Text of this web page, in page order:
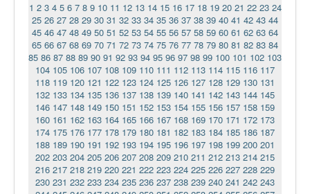
Ермаковополе.рф
1 2 3 4 5 6 7 8 9 10 11 12 13 14 15 16 17 18 19 20 21 22 23 24
25 26 27 28 29 30 31 32 33 34 35 36 37 38 39 40 41 42 43 44
45 46 47 48 49 50 51 52 53 54 55 56 57 58 59 60 61 62 63 64
65 66 67 68 69 70 71 72 73 74 75 76 77 78 79 80 81 82 83 84
85 86 87 88 89 90 91 92 93 94 95 96 97 98 99 100 101 102 103
104 105 106 107 108 109 110 111 112 113 114 115 116 117
118 119 120 121 122 123 124 125 126 127 128 129 130 131
132 133 134 135 136 137 138 139 140 141 142 143 144 145
146 147 148 149 150 151 152 153 154 155 156 157 158 159
160 161 162 163 164 165 166 167 168 169 170 171 172 173
174 175 176 177 178 179 180 181 182 183 184 185 186 187
188 189 190 191 192 193 194 195 196 197 198 199 200 201
202 203 204 205 206 207 208 209 210 211 212 213 214 215
216 217 218 219 220 221 222 223 224 225 226 227 228 229
230 231 232 233 234 235 236 237 238 239 240 241 242 243